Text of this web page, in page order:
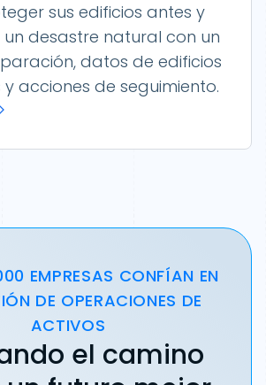
sus edificios antes y
desastre natural con un
datos de edificios
y acciones de seguimiento.
EMPRESAS CONFÍAN EN
DE OPERACIONES DE
ACTIVOS
el camino